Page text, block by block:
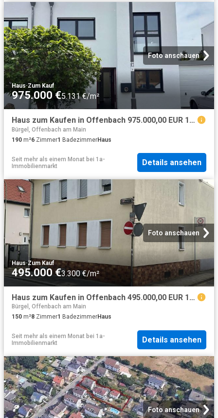
Foto anschauen
Haus·Zum Kauf
975.000 €5.131 €/m²
Haus zum Kaufen in Offenbach 975.000,00 EUR 190 m²
Bürgel, Offenbach am Main
190 m²6 Zimmer1 BadezimmerHaus
Seit mehr als einem Monat bei 1a-
Immobilienmarkt
Details ansehen
Foto anschauen
Haus·Zum Kauf
495.000 €3.300 €/m²
Haus zum Kaufen in Offenbach 495.000,00 EUR 150 m²
Bürgel, Offenbach am Main
150 m²8 Zimmer1 BadezimmerHaus
Seit mehr als einem Monat bei 1a-
Immobilienmarkt
Details ansehen
Foto anschauen